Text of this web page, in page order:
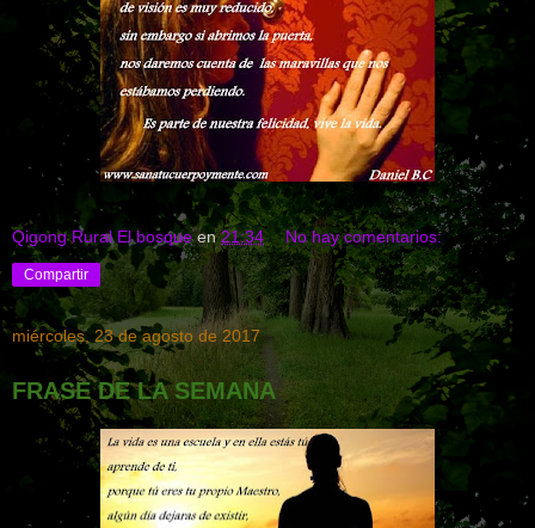
Qigong Rural El bosque en21:34 No hay comentarios:
Compartir
miércoles, 23 de agosto de 2017
FRASE DE LA SEMANA